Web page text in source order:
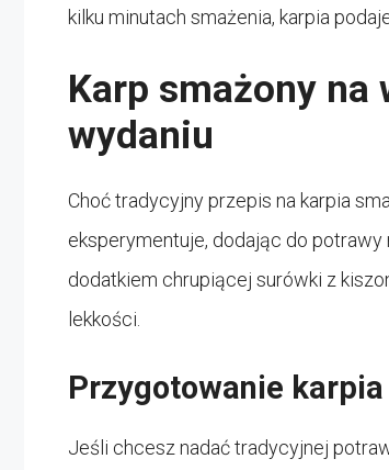
kilku minutach smażenia, karpia
Karp smażony
wydaniu
Choć tradycyjny przepis na karpia
eksperymentuje, dodając do
dodatkiem chrupiącej surówki z
lekkości.
Przygotowanie
Jeśli chcesz nadać tradycyjnej